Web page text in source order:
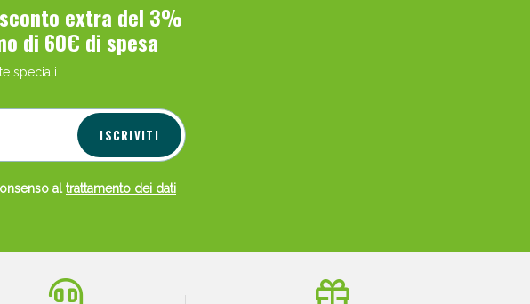
extra del 3%
di 60€ di spesa
speciali
ISCRIVITI
al trattamento dei dati